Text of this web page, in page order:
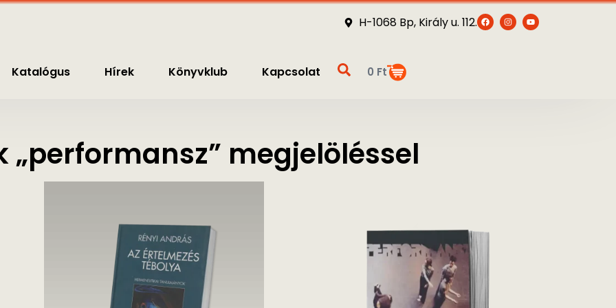
H-1068 Bp, Király u. 112.
Katalógus Hírek Könyvklub Kapcsolat 0 Ft
„performansz” megjelöléssel